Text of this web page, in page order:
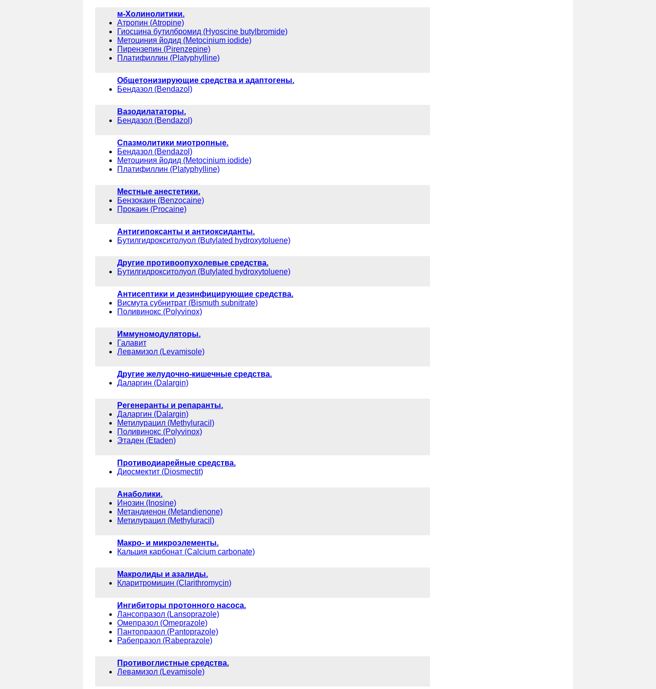
м-Холинолитики.
Атропин (Atropine)
Гиосцина бутилбромид (Hyoscine butylbromide)
Метоциния йодид (Metocinium iodide)
Пирензепин (Pirenzepine)
Платифиллин (Platyphylline)
Общетонизирующие средства и адаптогены.
Бендазол (Bendazol)
Вазодилататоры.
Бендазол (Bendazol)
Спазмолитики миотропные.
Бендазол (Bendazol)
Метоциния йодид (Metocinium iodide)
Платифиллин (Platyphylline)
Местные анестетики.
Бензокаин (Benzocaine)
Прокаин (Procaine)
Антигипоксанты и антиоксиданты.
Бутилгидрокситолуол (Butylated hydroxytoluene)
Другие противоопухолевые средства.
Бутилгидрокситолуол (Butylated hydroxytoluene)
Антисептики и дезинфицирующие средства.
Висмута субнитрат (Bismuth subnitrate)
Поливинокс (Polyvinox)
Иммуномодуляторы.
Галавит
Левамизол (Levamisole)
Другие желудочно-кишечные средства.
Даларгин (Dalargin)
Регенеранты и репаранты.
Даларгин (Dalargin)
Метилурацил (Methyluracil)
Поливинокс (Polyvinox)
Этаден (Etaden)
Противодиарейные средства.
Диосмектит (Diosmectit)
Анаболики.
Инозин (Inosine)
Метандиенон (Metandienone)
Метилурацил (Methyluracil)
Макро- и микроэлементы.
Кальция карбонат (Calcium carbonate)
Макролиды и азалиды.
Кларитромицин (Clarithromycin)
Ингибиторы протонного насоса.
Лансопразол (Lansoprazole)
Омепразол (Omeprazole)
Пантопразол (Pantoprazole)
Рабепразол (Rabeprazole)
Противоглистные средства.
Левамизол (Levamisole)